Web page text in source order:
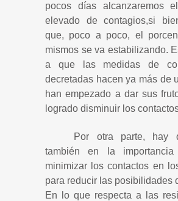
pocos días alcanzaremos
elevado de contagios,si
que, poco a poco, el
mismos se va estabilizando.
a que las medidas de
decretadas hacen ya más de
han empezado a dar sus
logrado disminuir los
Por otra parte, hay
también en la
minimizar los contactos en
para reducir las posibilidades
En lo que respecta a las